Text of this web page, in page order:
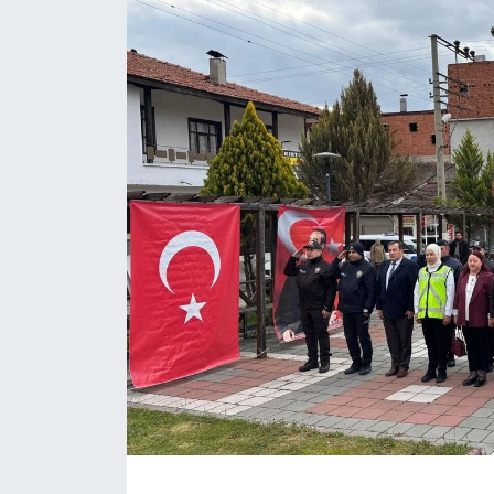
Devrekani Haberleri
Doğanyurt Haberleri
Hanönü Haberleri
İhsangazi Haberleri
İnebolu Haberleri
Küre Haberleri
Merkez Haberleri